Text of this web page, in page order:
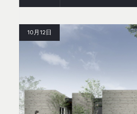
10月12日